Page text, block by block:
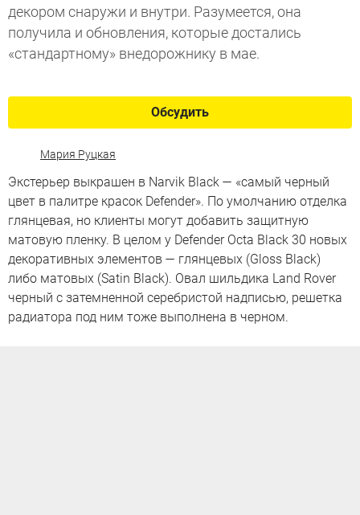
декором снаружи и внутри. Разумеется, она
получила и обновления, которые достались
«стандартному» внедорожнику в мае.
Обсудить
Мария Руцкая
Экстерьер выкрашен в Narvik Black — «самый черный
цвет в палитре красок Defender». По умолчанию отделка
глянцевая, но клиенты могут добавить защитную
матовую пленку. В целом у Defender Octa Black 30 новых
декоративных элементов — глянцевых (Gloss Black)
либо матовых (Satin Black). Овал шильдика Land Rover
черный с затемненной серебристой надписью, решетка
радиатора под ним тоже выполнена в черном.